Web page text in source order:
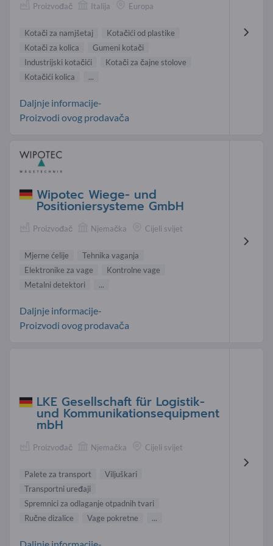
Proizvođač Italija Europa
Kotači za namjšetaj
Kotačići od plastike
Kotači za kolica
Gumeni kotači
Industrijski kotačići
Kotači za čajne stolove
Kotačići kolica
...
Daljnje informacije-
Proizvodi ovog prodavača
Wipotec Wiege- und
Positioniersysteme GmbH
Proizvođač Njemačka Cijeli svijet
Mjerne ćelije
Tehnika vaganja
Elektronike za vage
Kontrolne vage
Metalni detektori
...
Daljnje informacije-
Proizvodi ovog prodavača
LKE Gesellschaft für Logistik-
und Kommunikationsequipment
mbH
Proizvođač Njemačka Cijeli svijet
Palete za transport
Viljuškari
Transportni uređaji
Spremnici za odlaganje otpadnih tvari
Ručne dizalice
Vage pokretne ...